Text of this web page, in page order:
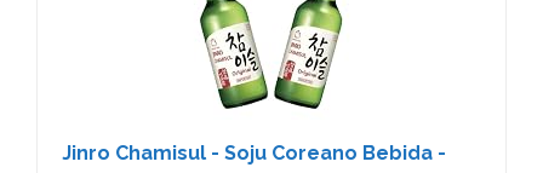
Jinro Chamisul - Soju Coreano Bebida -